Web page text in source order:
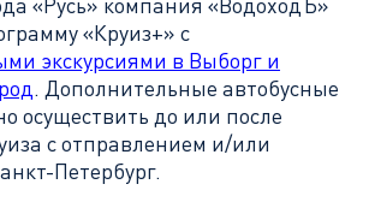
«Круиз+» с
экскурсиями в Выборг и
. Дополнительные автобусные
осуществить до или после
с отправлением и/или
Петербург.